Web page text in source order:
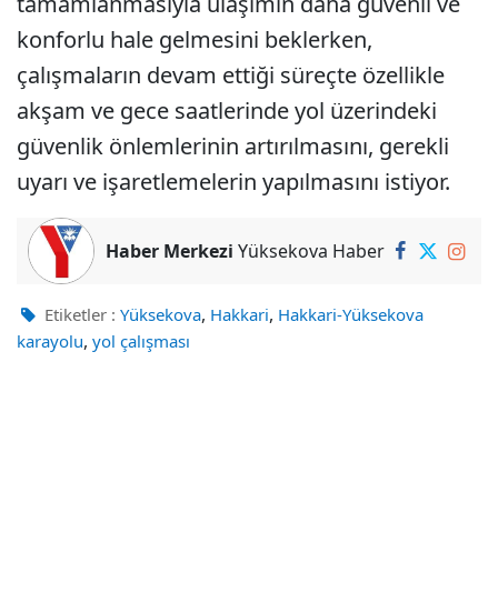
konforlu hale gelmesini beklerken,
çalışmaların devam ettiği süreçte özellikle
akşam ve gece saatlerinde yol üzerindeki
güvenlik önlemlerinin artırılmasını, gerekli
uyarı ve işaretlemelerin yapılmasını istiyor.
Haber Merkezi Yüksekova Haber
Etiketler : Yüksekova, Hakkari, Hakkari-Yüksekova
karayolu, yol çalışması